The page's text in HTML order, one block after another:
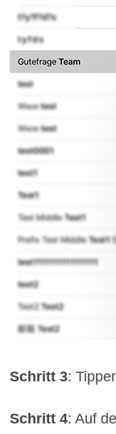
Schritt 3:
Schritt 4: Auf